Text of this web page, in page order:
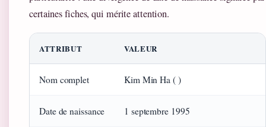
certaines fiches, qui mérite attention.
ATTRIBUT VALEUR
Nom complet Kim Min Ha ( )
Date de naissance 1 septembre 1995